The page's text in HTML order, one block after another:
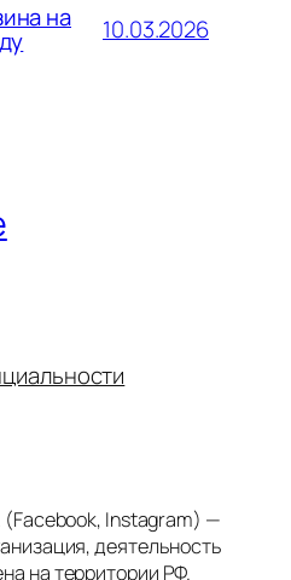
на 10.03.2026
Instagram) —
деятельность
на территории РФ.